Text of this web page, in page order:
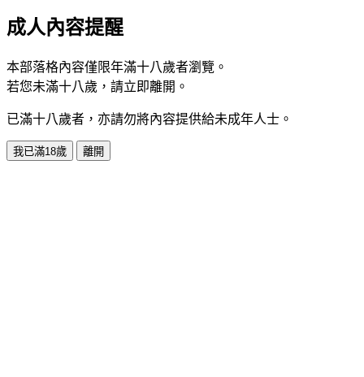
成人內容提醒
本部落格內容僅限年滿十八歲者瀏覽。
若您未滿十八歲，請立即離開。
已滿十八歲者，亦請勿將內容提供給未成年人士。
我已滿18歲 離開